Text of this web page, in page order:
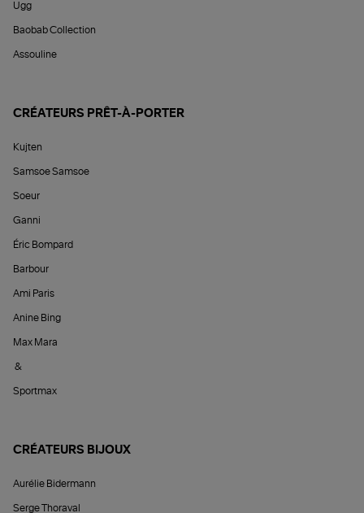
Ugg
Baobab Collection
Assouline
CRÉATEURS PRÊT-À-PORTER
Kujten
Samsoe Samsoe
Soeur
Ganni
Éric Bompard
Barbour
Ami Paris
Anine Bing
Max Mara
&
Sportmax
CRÉATEURS BIJOUX
Aurélie Bidermann
Serge Thoraval